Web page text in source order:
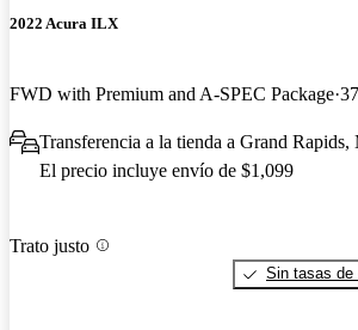
2022 Acura ILX
FWD with Premium and A-SPEC Package
Transferencia a la tienda a Grand Rapids,
El precio incluye envío de $1,099
Trato justo
Sin tasas de